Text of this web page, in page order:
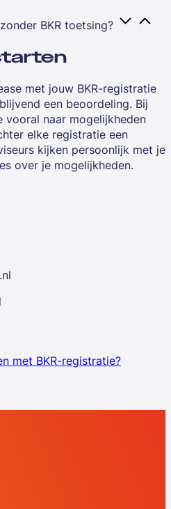
BKR toetsing?
met jouw BKR-registratie
een beoordeling. Bij
vooral naar mogelijkheden
elke registratie een
kijken persoonlijk met je
over je mogelijkheden.
met BKR-registratie?